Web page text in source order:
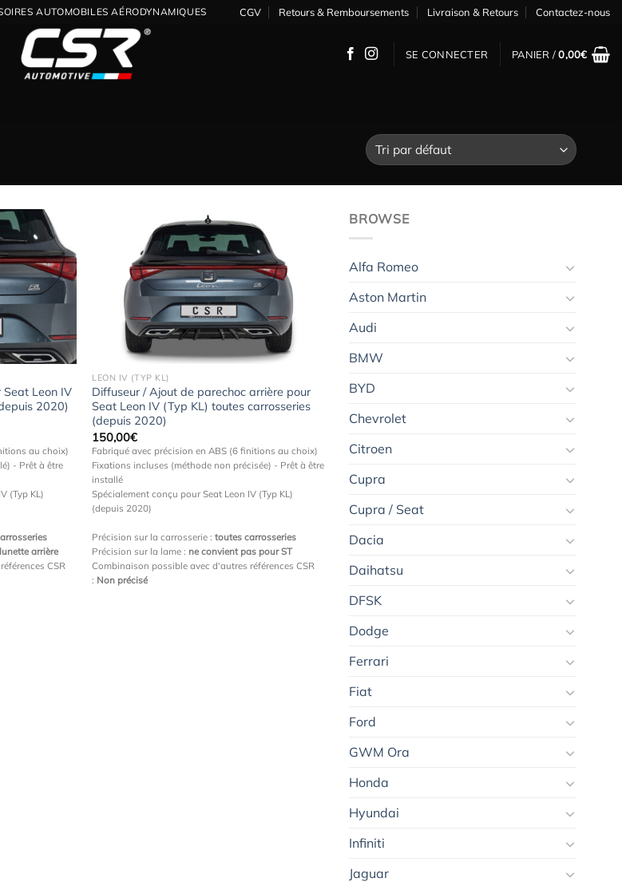
AUTOMOBILES AÉRODYNAMIQUES CGV Retours & Remboursements Livraison & Retours Contactez-nous
SE CONNECTER PANIER /0,00€
Ajouter
à la
wishlist
Seat Leon IV
2020)
au choix)
- Prêt à être
(Typ KL)
arrière
CSR
Ajouter
à la
LEON IV (TYP KL)
Diffuseur / Ajout de parechoc arrière pour
Seat Leon IV (Typ KL) toutes carrosseries
(depuis 2020)
150,00€
Fabriqué avec précision en ABS (6 finitions au choix)
Fixations incluses (méthode non précisée) - Prêt à être
installé
Spécialement conçu pour Seat Leon IV (Typ KL)
(depuis 2020)
Précision sur la carrosserie :toutes carrosseries
Précision sur la lame : ne convient pas pour ST
Combinaison possible avec d'autres références CSR
: Non précisé
BROWSE
Alfa Romeo
Aston Martin
Audi
BMW
BYD
Chevrolet
Citroen
Cupra
Cupra / Seat
Dacia
Daihatsu
DFSK
Dodge
Ferrari
Fiat
Ford
GWM Ora
Honda
Hyundai
Infiniti
Jaguar